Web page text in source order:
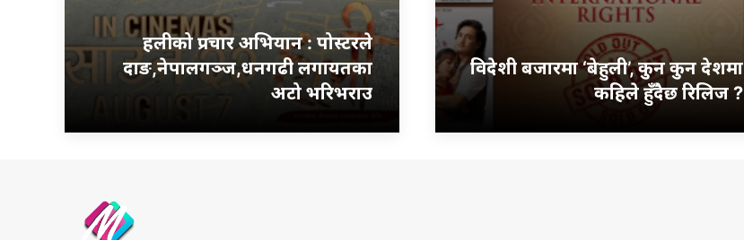
हलीको प्रचार अभियान : पोस्टरले
दाङ,नेपालगञ्ज,धनगढी लगायतका
अटो भरिभराउ
विदेशी बजारमा ‘बेहुली’, कुन कुन देशमा
कहिले हुँदैछ रिलिज ?